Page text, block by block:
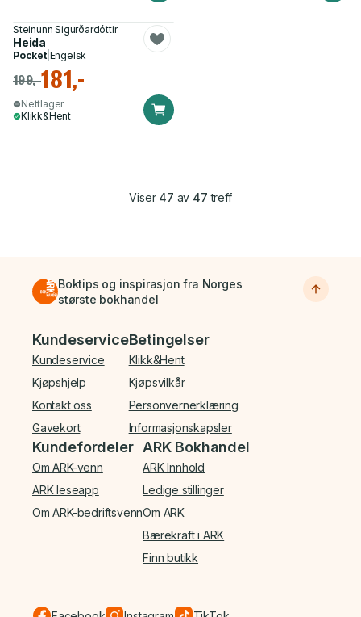
Steinunn Sigurðardóttir
Heida
Pocket| Engelsk
199,-181,-
Nettlager
Klikk&Hent
Viser 47 av 47 treff
Boktips og inspirasjon fra Norges
største bokhandel
Bunnmeny
Kundeservice
Kundeservice
Kjøpshjelp
Kontakt oss
Gavekort
Betingelser
Klikk&Hent
Kjøpsvilkår
Personvernerklæring
Informasjonskapsler
Kundefordeler
Om ARK-venn
ARK leseapp
Om ARK-bedriftsvenn
ARK Bokhandel
ARK Innhold
Ledige stillinger
Om ARK
Bærekraft i ARK
Finn butikk